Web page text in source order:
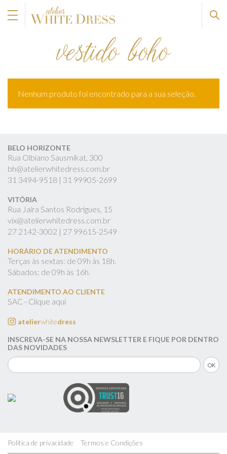
vestido boho
Nenhum produto foi encontrado para a sua seleção.
BELO HORIZONTE
Rua Olbiano Sausmikat, 300
bh@atelierwhitedress.com.br
31 3494-9518 | 31 99905-2699
VITÓRIA
Rua Jaíra Santos Rodrigues, 15
vix@atelierwhitedress.com.br
27 2142-3002 | 27 99615-2549
HORÁRIO DE ATENDIMENTO
Terças às sextas: de 09h às 18h.
Sábados: de 09h às 16h.
ATENDIMENTO AO CLIENTE
SAC - Clique aqui
atelierwhitedress
INSCREVA-SE NA NOSSA NEWSLETTER E FIQUE POR DENTRO
DAS NOVIDADES
Política de privacidade Termos e Condições